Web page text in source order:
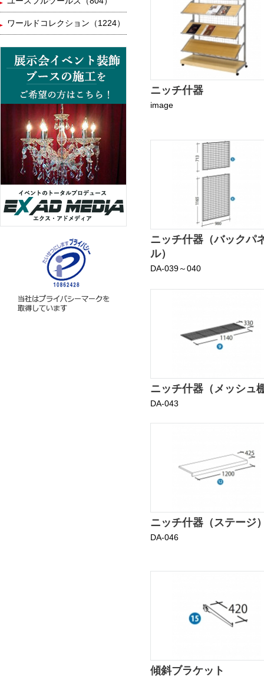
ワールドコレクション（1224）
ニッチ什器
image
ニッチ什器（バックパ
ル）
DA-039～040
ニッチ什器（メッシュ
DA-043
ニッチ什器（ステージ
DA-046
傾斜ブラケット